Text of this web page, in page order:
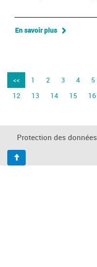
En savoir plus
<< 1 2 3 4 5
12
13 14 15 16
Protection des données